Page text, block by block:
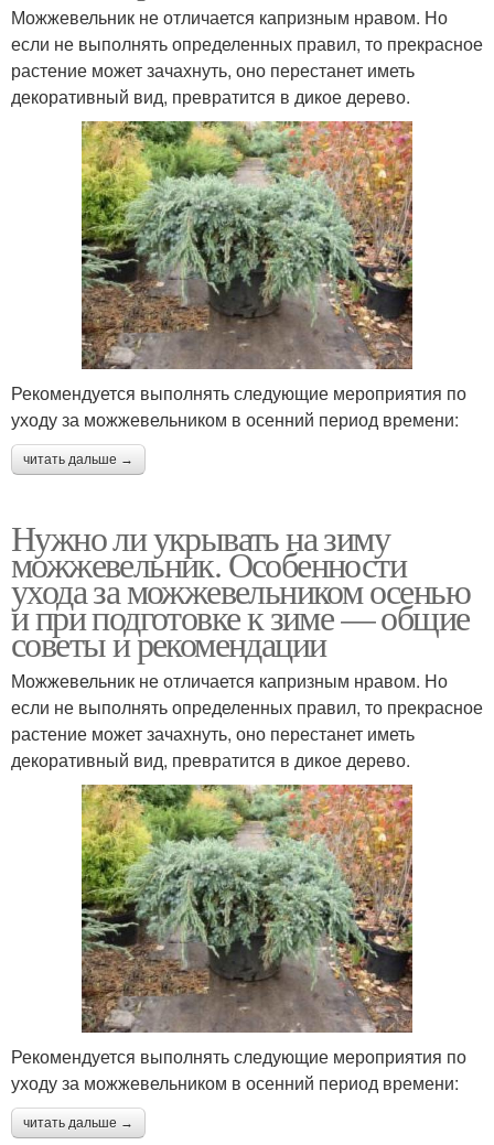
Можжевельник не отличается капризным нравом. Но
если не выполнять определенных правил, то прекрасное
растение может зачахнуть, оно перестанет иметь
декоративный вид, превратится в дикое дерево.
Рекомендуется выполнять следующие мероприятия по
уходу за можжевельником в осенний период времени:
читать дальше →
Нужно ли укрывать на зиму
можжевельник. Особенности
ухода за можжевельником осенью
и при подготовке к зиме — общие
советы и рекомендации
Можжевельник не отличается капризным нравом. Но
если не выполнять определенных правил, то прекрасное
растение может зачахнуть, оно перестанет иметь
декоративный вид, превратится в дикое дерево.
Рекомендуется выполнять следующие мероприятия по
уходу за можжевельником в осенний период времени:
читать дальше →